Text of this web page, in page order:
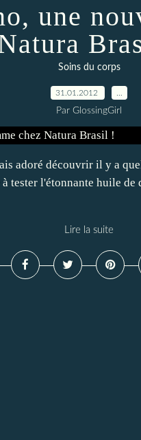
une
Soins du corps
31.01.2012
Par GlossingGirl
adoré découvrir il y a
tester l'étonnante huile
Lire la suite